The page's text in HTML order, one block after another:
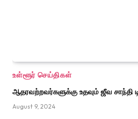
உள்ளூர் செய்திகள்
ஆதரவற்றவர்களுக்கு உதவும் ஜீவ சாந்தி
August 9, 2024